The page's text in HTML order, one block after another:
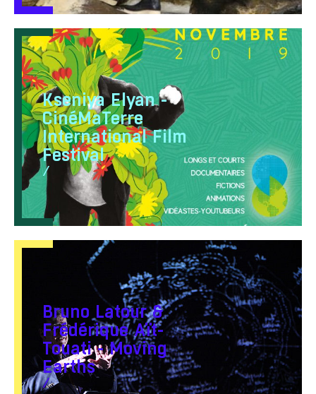
Kseniya Elyan -
CinéMaTerre
International Film
Festival
/
Bruno Latour &
Frédérique Aït-
Touati - Moving
Earths
/